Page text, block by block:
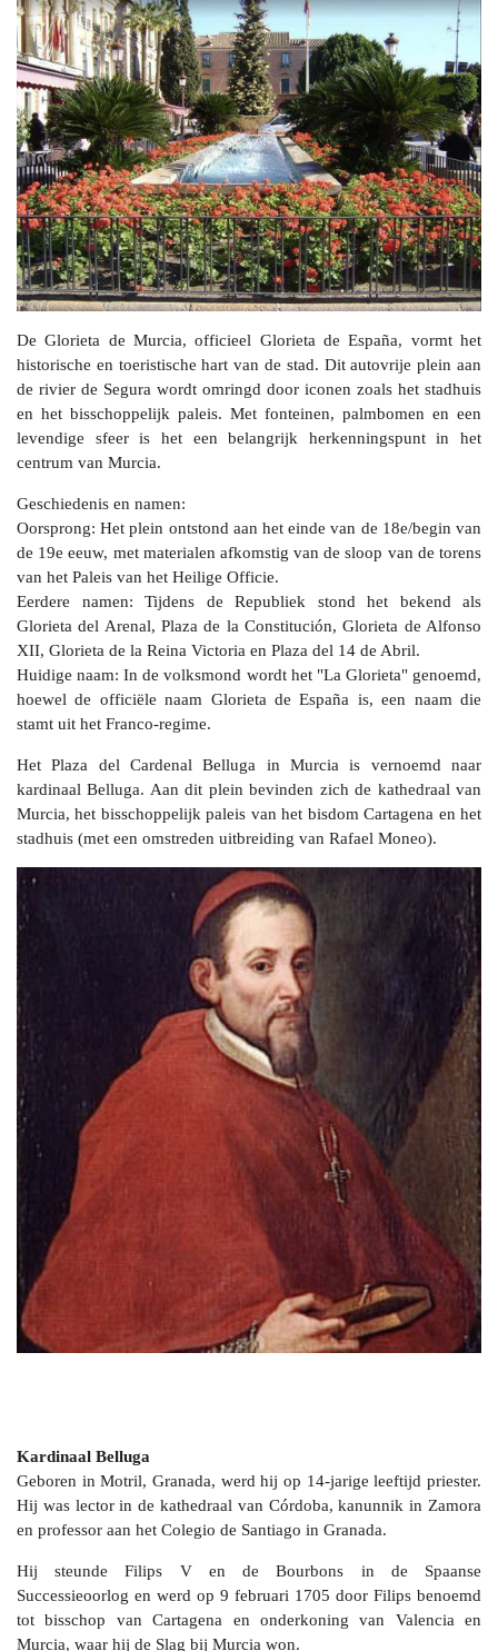
De Glorieta de Murcia, officieel Glorieta de España, vormt het
historische en toeristische hart van de stad. Dit autovrije plein aan
de rivier de Segura wordt omringd door iconen zoals het stadhuis
en het bisschoppelijk paleis. Met fonteinen, palmbomen en een
levendige sfeer is het een belangrijk herkenningspunt in het
centrum van Murcia.
Geschiedenis en namen:
Oorsprong: Het plein ontstond aan het einde van de 18e/begin van
de 19e eeuw, met materialen afkomstig van de sloop van de torens
van het Paleis van het Heilige Officie.
Eerdere namen: Tijdens de Republiek stond het bekend als
Glorieta del Arenal, Plaza de la Constitución, Glorieta de Alfonso
XII, Glorieta de la Reina Victoria en Plaza del 14 de Abril.
Huidige naam: In de volksmond wordt het "La Glorieta" genoemd,
hoewel de officiële naam Glorieta de España is, een naam die
stamt uit het Franco-regime.
Het Plaza del Cardenal Belluga in Murcia is vernoemd naar
kardinaal Belluga. Aan dit plein bevinden zich de kathedraal van
Murcia, het bisschoppelijk paleis van het bisdom Cartagena en het
stadhuis (met een omstreden uitbreiding van Rafael Moneo).
Kardinaal Belluga
Geboren in Motril, Granada, werd hij op 14-jarige leeftijd priester.
Hij was lector in de kathedraal van Córdoba, kanunnik in Zamora
en professor aan het Colegio de Santiago in Granada.
Hij steunde Filips V en de Bourbons in de Spaanse
Successieoorlog en werd op 9 februari 1705 door Filips benoemd
tot bisschop van Cartagena en onderkoning van Valencia en
Murcia, waar hij de Slag bij Murcia won.